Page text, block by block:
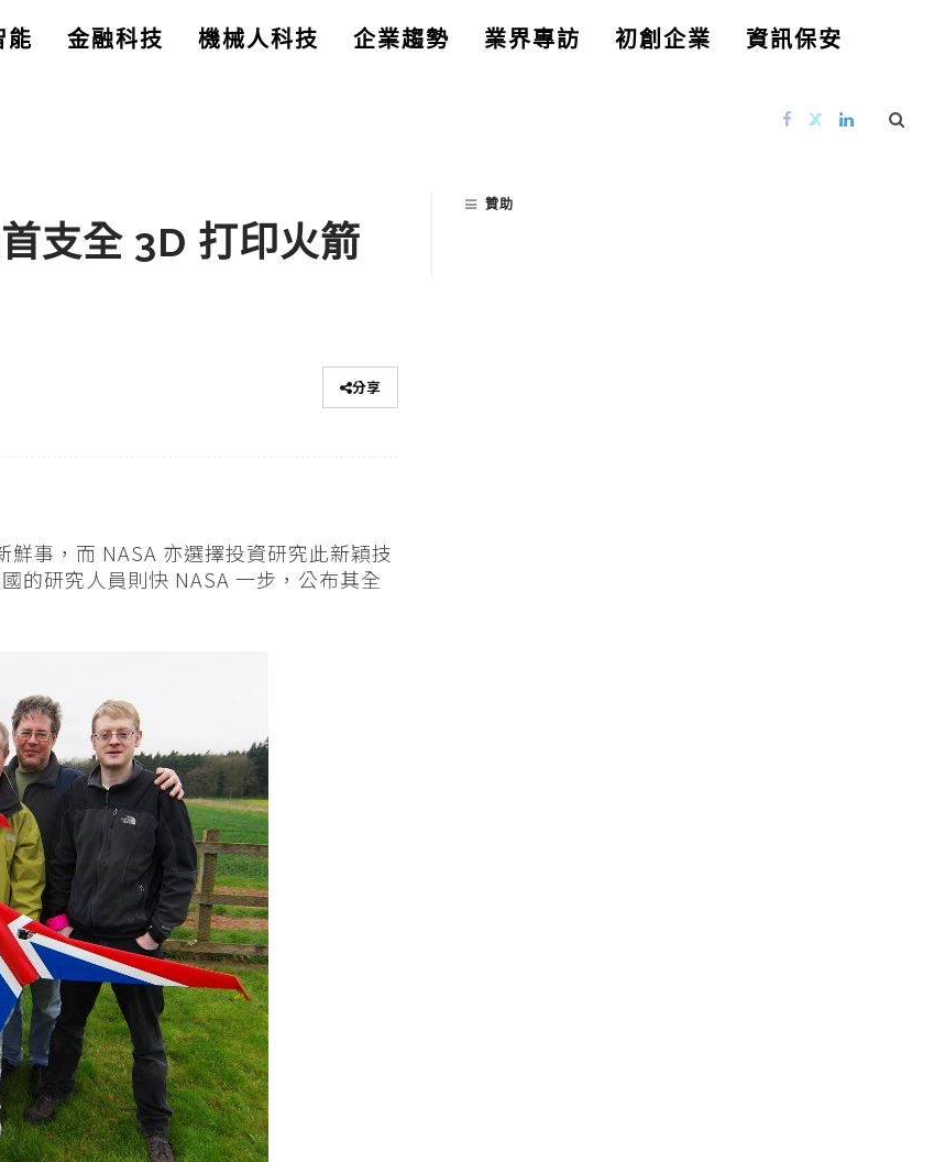
能 金融科技 機械人科技 企業趨勢 業界專訪 初創企業 資訊保安
支全 3D 打印火箭
分享
事，而 NASA 亦選擇投資研究此新穎技
的研究人員則快 NASA 一步，公布其全
贊助